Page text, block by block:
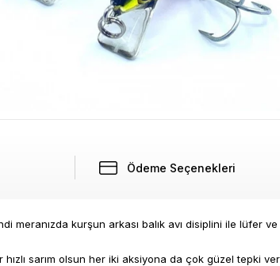
Ödeme Seçenekleri
meranızda kurşun arkası balık avı disiplini ile lüfer
hızlı sarım olsun her iki aksiyona da çok güzel tepki